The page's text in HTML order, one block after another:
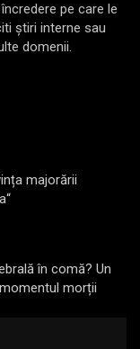
pe care le
ştiri interne sau
domenii.
majorării
în comă? Un
morții